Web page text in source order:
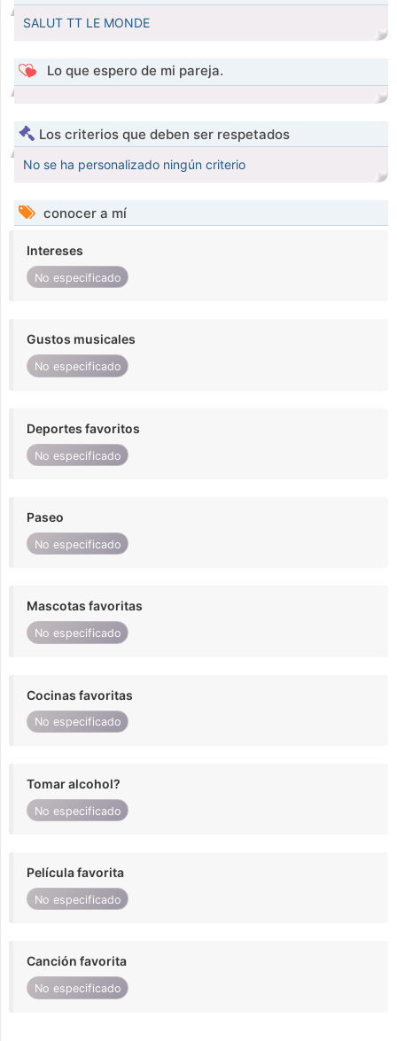
SALUT TT LE MONDE
Lo que espero de mi pareja.
Los criterios que deben ser respetados
No se ha personalizado ningún criterio
conocer a mí
Intereses
No especificado
Gustos musicales
No especificado
Deportes favoritos
No especificado
Paseo
No especificado
Mascotas favoritas
No especificado
Cocinas favoritas
No especificado
Tomar alcohol?
No especificado
Película favorita
No especificado
Canción favorita
No especificado